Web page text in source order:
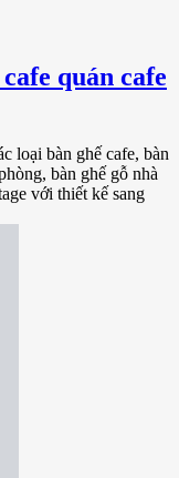
quán cafe
loại bàn ghế cafe, bàn
bàn ghế gỗ nhà
với thiết kế sang